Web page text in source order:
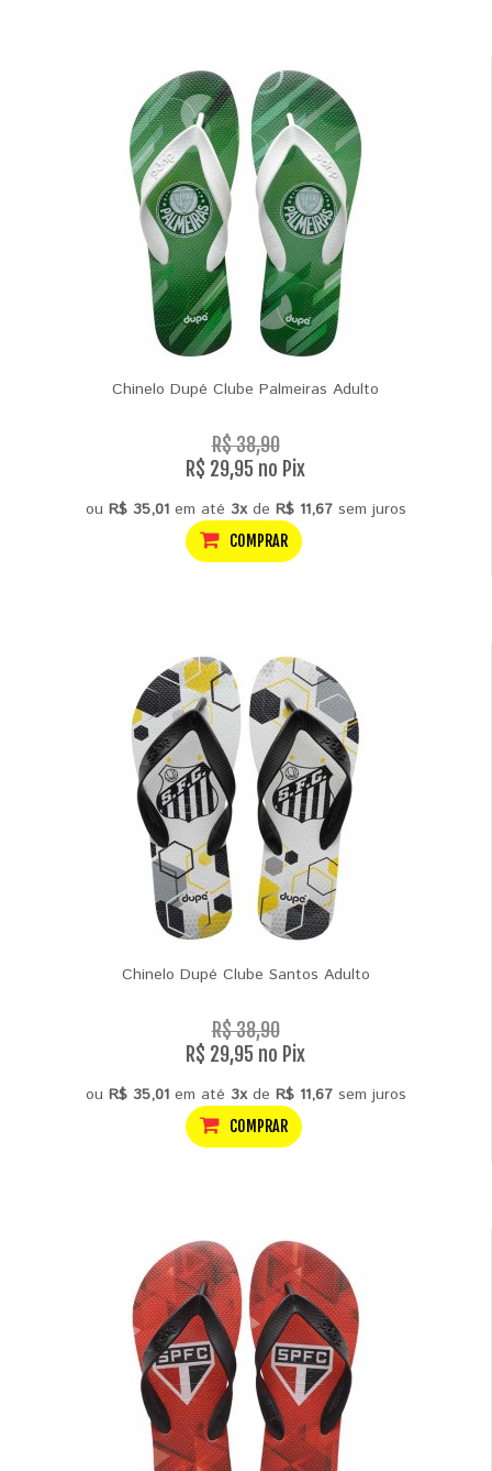
Chinelo Dupé Clube Palmeiras Adulto
R$ 38,90
R$ 29,95 no Pix
ou R$ 35,01em até 3xde R$ 11,67sem juros
COMPRAR
Chinelo Dupé Clube Santos Adulto
R$ 38,90
R$ 29,95 no Pix
ou R$ 35,01em até 3xde R$ 11,67sem juros
COMPRAR